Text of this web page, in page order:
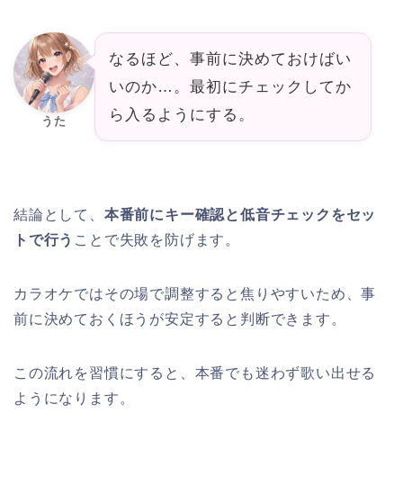
うた
なるほど、事前に決めておけばい
いのか…。最初にチェックしてか
ら入るようにする。
結論として、 本番前にキー確認と低音チェックをセッ
トで行う ことで失敗を防げます。
カラオケではその場で調整すると焦りやすいため、事
前に決めておくほうが安定すると判断できます。
この流れを習慣にすると、本番でも迷わず歌い出せる
ようになります。